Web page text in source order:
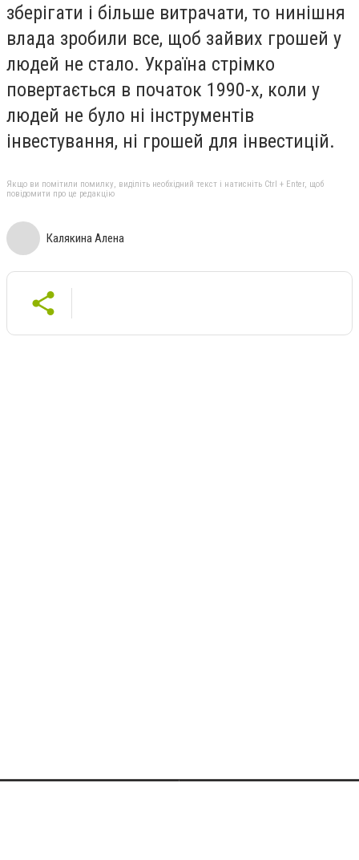
зберігати і більше витрачати, то нинішня
влада зробили все, щоб зайвих грошей у
людей не стало. Україна стрімко
повертається в початок 1990-х, коли у
людей не було ні інструментів
інвестування, ні грошей для інвестицій.
Якщо ви помітили помилку, виділіть необхідний текст і натисніть Ctrl + Enter, щоб
повідомити про це редакцію
Калякина Алена